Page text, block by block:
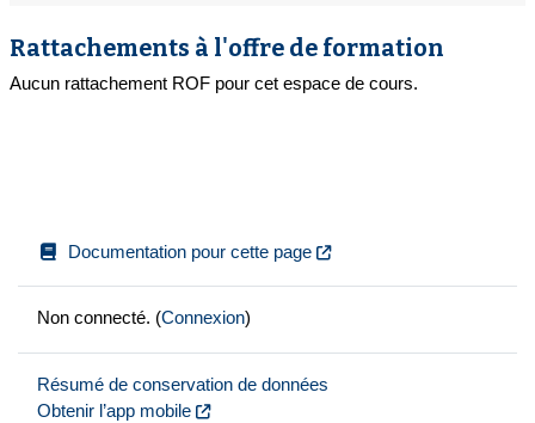
Rattachements à l'offre de formation
Aucun rattachement ROF pour cet espace de cours.
Documentation pour cette page
Non connecté. (Connexion)
Résumé de conservation de données
Obtenir l’app mobile